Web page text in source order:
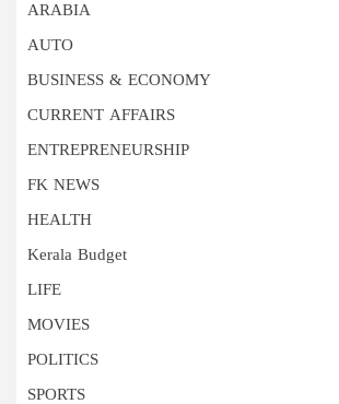
ARABIA
AUTO
BUSINESS & ECONOMY
CURRENT AFFAIRS
ENTREPRENEURSHIP
FK NEWS
HEALTH
Kerala Budget
LIFE
MOVIES
POLITICS
SPORTS